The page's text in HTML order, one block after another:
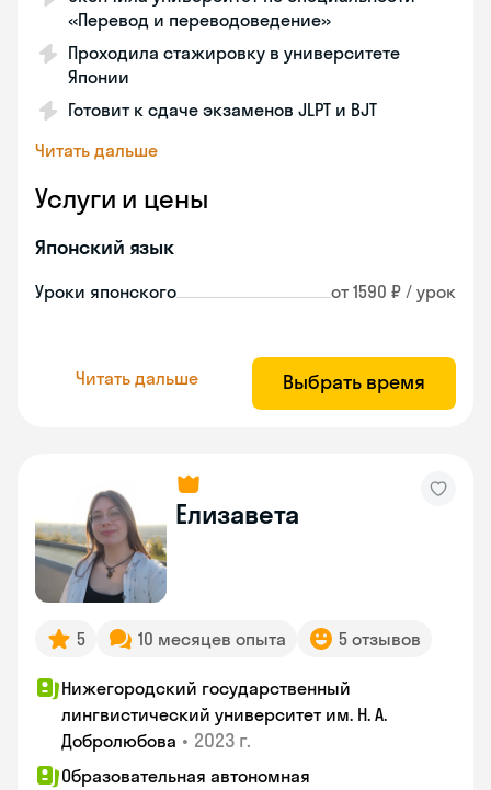
«Перевод и переводоведение»
Проходила стажировку в университете
Японии
Готовит к сдаче экзаменов JLPT и BJT
Читать дальше
Услуги и цены
Японский язык
Уроки японского от 1590 ₽ / урок
Читать дальше Выбрать время
Елизавета
5 10 месяцев опыта 5 отзывов
Нижегородский государственный
лингвистический университет им. Н. А.
Добролюбова • 2023 г.
Образовательная автономная